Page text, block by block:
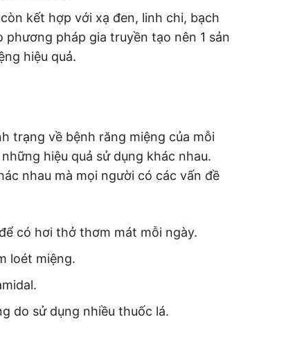
kết hợp với xạ đen, linh chi, bạch
pháp gia truyền tạo nên 1 sản
hiệu quả.
trạng về bệnh răng miệng của mỗi
hiệu quả sử dụng khác nhau.
nhau mà mọi người có các vấn đề
có hơi thở thơm mát mỗi ngày.
loét miệng.
do sử dụng nhiều thuốc lá.